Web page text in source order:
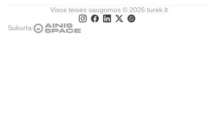
Visos teisės saugomos © 2026 turek.lt
Sukurta: